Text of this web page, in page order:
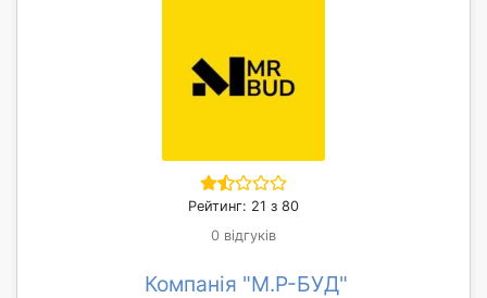
Рейтинг: 21 з 80
0 відгуків
Компанія "M.P-БУД"